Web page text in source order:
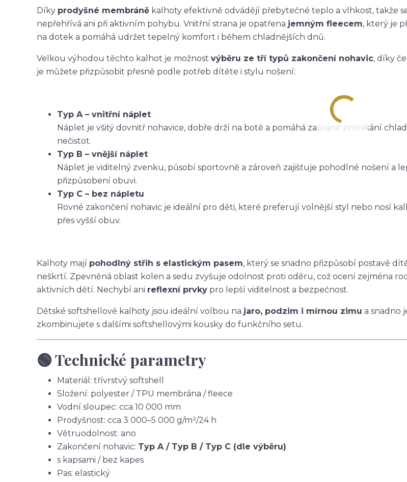
Díky prodyšné membráně kalhoty efektivně odvádějí přebytečné teplo a vlhkost, takže
nepřehřívá ani při aktivním pohybu. Vnitřní strana je opatřena jemným fleecem, který je
na dotek a pomáhá udržet tepelný komfort i během chladnějších dnů.
Velkou výhodou těchto kalhot je možnost výběru ze tří typů zakončení nohavic, díky
je můžete přizpůsobit přesně podle potřeb dítěte i stylu nošení:
Typ A – vnitřní náplet
Náplet je všitý dovnitř nohavice, dobře drží na botě a pomáhá zabránit pronikání
nečistot.
Typ B – vnější náplet
Náplet je viditelný zvenku, působí sportovně a zároveň zajišťuje pohodlné nošení a
přizpůsobení obuvi.
Typ C – bez nápletu
Rovné zakončení nohavic je ideální pro děti, které preferují volnější styl nebo nosí
přes vyšší obuv.
Kalhoty mají pohodlný střih s elastickým pasem, který se snadno přizpůsobí postavě
neškrtí. Zpevněná oblast kolen a sedu zvyšuje odolnost proti oděru, což ocení zejména
aktivních dětí. Nechybí ani reflexní prvky pro lepší viditelnost a bezpečnost.
Dětské softshellové kalhoty jsou ideální volbou na jaro, podzim i mírnou zimu a snadno
zkombinujete s dalšími softshellovými kousky do funkčního setu.
🟢 Technické parametry
Materiál: třívrstvý softshell
Složení: polyester / TPU membrána / fleece
Vodní sloupec: cca 10 000 mm
Prodyšnost: cca 3 000–5 000 g/m²/24 h
Větruodolnost: ano
Zakončení nohavic: Typ A / Typ B / Typ C (dle výběru)
s kapsami / bez kapes
Pas: elastický